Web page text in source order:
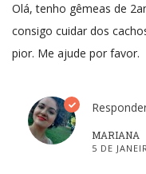
Olá, tenho gêmeas de
consigo cuidar dos
pior. Me ajude por favor.
MARIANA
5 DE